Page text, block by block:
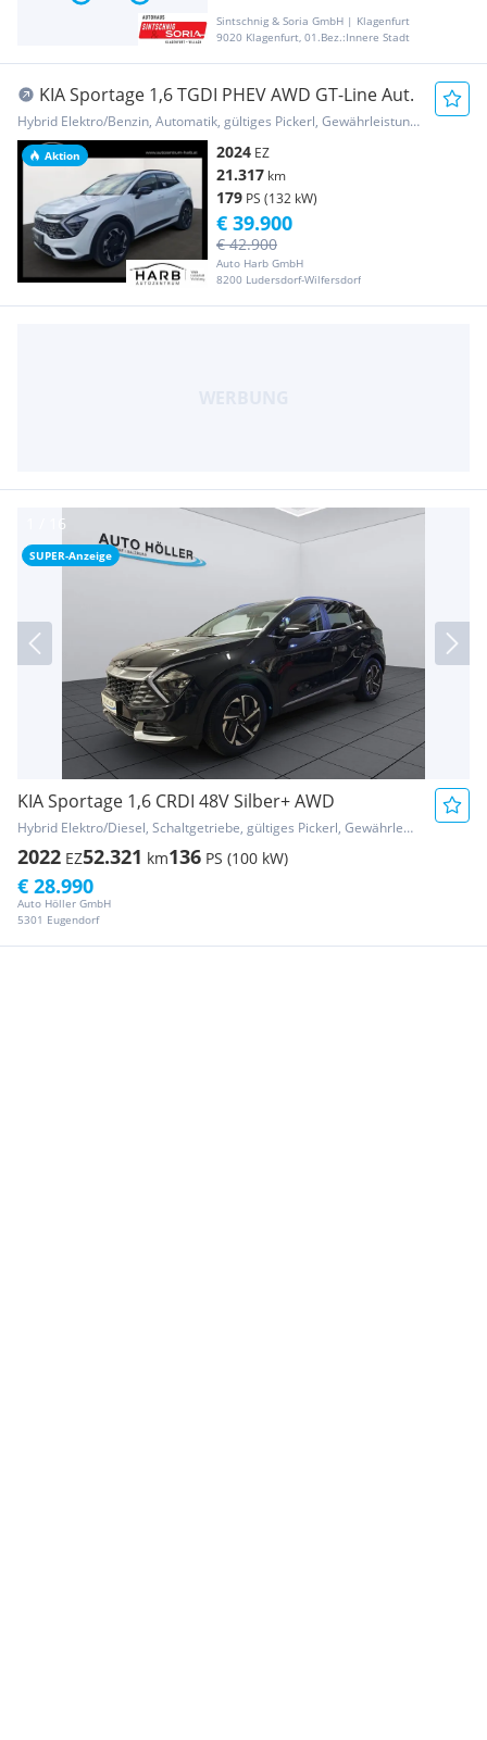
Sintschnig & Soria GmbH | Klagenfurt
9020 Klagenfurt, 01.Bez.:Innere Stadt
Aktion
KIA Sportage 1,6 TGDI PHEV AWD GT-Line Aut.
Hybrid Elektro/Benzin, Automatik, gültiges Pickerl, Gewährleistung, Garantie
2024 EZ
21.317 km
179 PS (132 kW)
Auto Harb GmbH
8200 Ludersdorf-Wilfersdorf
€ 42.900
€ 39.900
SUPER-Anzeige
KIA Sportage 1,6 CRDI 48V Silber+ AWD
Hybrid Elektro/Diesel, Schaltgetriebe, gültiges Pickerl, Gewährleistung, Garantie
2022 EZ52.321 km136 PS (100 kW)
Auto Höller GmbH
5301 Eugendorf
€ 28.990